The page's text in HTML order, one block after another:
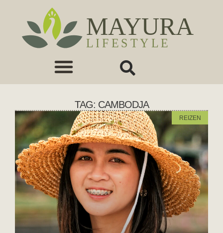
TAG: CAMBODJA
REIZEN